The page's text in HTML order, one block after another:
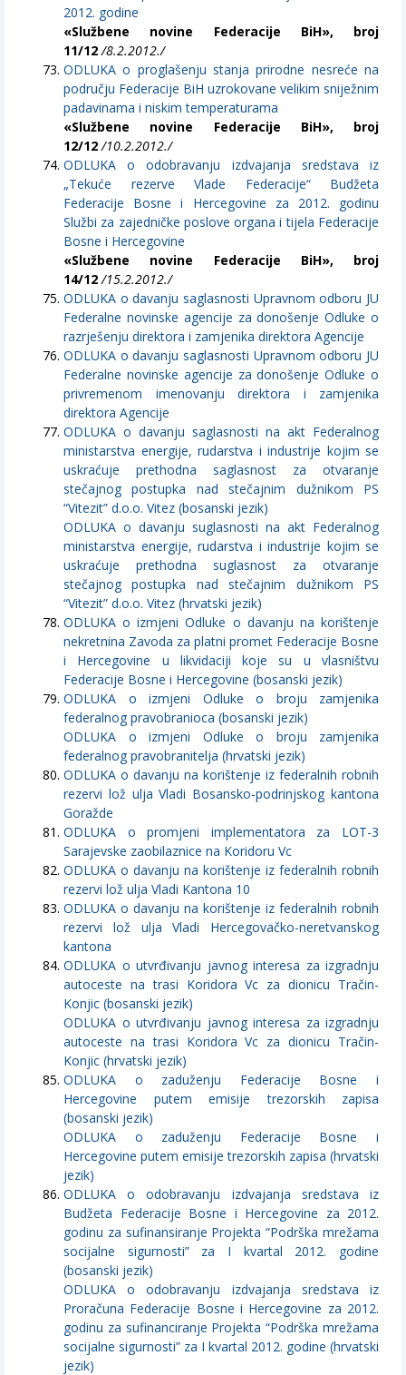
2012. godine
«Službene novine Federacije BiH», broj
11/12 /8.2.2012./
ODLUKA o proglašenju stanja prirodne nesreće na
području Federacije BiH uzrokovane velikim sniježnim
padavinama i niskim temperaturama
«Službene novine Federacije BiH», broj
12/12 /10.2.2012./
ODLUKA o odobravanju izdvajanja sredstava iz
„Tekuće rezerve Vlade Federacije“ Budžeta
Federacije Bosne i Hercegovine za 2012. godinu
Službi za zajedničke poslove organa i tijela Federacije
Bosne i Hercegovine
«Službene novine Federacije BiH», broj
14/12 /15.2.2012./
ODLUKA o davanju saglasnosti Upravnom odboru JU
Federalne novinske agencije za donošenje Odluke o
razrješenju direktora i zamjenika direktora Agencije
ODLUKA o davanju saglasnosti Upravnom odboru JU
Federalne novinske agencije za donošenje Odluke o
privremenom imenovanju direktora i zamjenika
direktora Agencije
ODLUKA o davanju saglasnosti na akt Federalnog
ministarstva energije, rudarstva i industrije kojim se
uskraćuje prethodna saglasnost za otvaranje
stečajnog postupka nad stečajnim dužnikom PS
“Vitezit” d.o.o. Vitez (bosanski jezik)
ODLUKA o davanju suglasnosti na akt Federalnog
ministarstva energije, rudarstva i industrije kojim se
uskraćuje prethodna suglasnost za otvaranje
stečajnog postupka nad stečajnim dužnikom PS
“Vitezit” d.o.o. Vitez (hrvatski jezik)
ODLUKA o izmjeni Odluke o davanju na korištenje
nekretnina Zavoda za platni promet Federacije Bosne
i Hercegovine u likvidaciji koje su u vlasništvu
Federacije Bosne i Hercegovine (bosanski jezik)
ODLUKA o izmjeni Odluke o broju zamjenika
federalnog pravobranioca (bosanski jezik)
ODLUKA o izmjeni Odluke o broju zamjenika
federalnog pravobranitelja (hrvatski jezik)
ODLUKA o davanju na korištenje iz federalnih robnih
rezervi lož ulja Vladi Bosansko-podrinjskog kantona
Goražde
ODLUKA o promjeni implementatora za LOT-3
Sarajevske zaobilaznice na Koridoru Vc
ODLUKA o davanju na korištenje iz federalnih robnih
rezervi lož ulja Vladi Kantona 10
ODLUKA o davanju na korištenje iz federalnih robnih
rezervi lož ulja Vladi Hercegovačko-neretvanskog
kantona
ODLUKA o utvrđivanju javnog interesa za izgradnju
autoceste na trasi Koridora Vc za dionicu Tračin-
Konjic (bosanski jezik)
ODLUKA o utvrđivanju javnog interesa za izgradnju
autoceste na trasi Koridora Vc za dionicu Tračin-
Konjic (hrvatski jezik)
ODLUKA o zaduženju Federacije Bosne i
Hercegovine putem emisije trezorskih zapisa
(bosanski jezik)
ODLUKA o zaduženju Federacije Bosne i
Hercegovine putem emisije trezorskih zapisa (hrvatski
jezik)
ODLUKA o odobravanju izdvajanja sredstava iz
Budžeta Federacije Bosne i Hercegovine za 2012.
godinu za sufinansiranje Projekta “Podrška mrežama
socijalne sigurnosti” za I kvartal 2012. godine
(bosanski jezik)
ODLUKA o odobravanju izdvajanja sredstava iz
Proračuna Federacije Bosne i Hercegovine za 2012.
godinu za sufinanciranje Projekta “Podrška mrežama
socijalne sigurnosti” za I kvartal 2012. godine (hrvatski
jezik)